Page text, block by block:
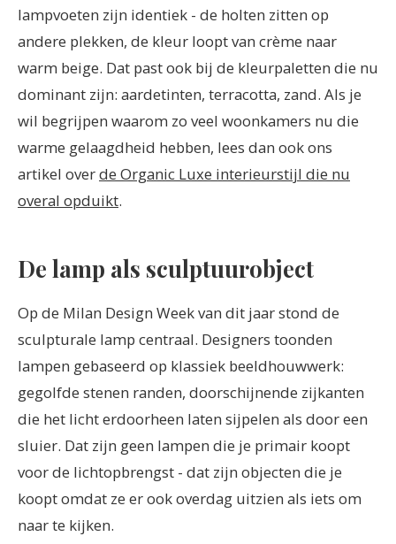
lampvoeten zijn identiek - de holten zitten op
andere plekken, de kleur loopt van crème naar
warm beige. Dat past ook bij de kleurpaletten die nu
dominant zijn: aardetinten, terracotta, zand. Als je
wil begrijpen waarom zo veel woonkamers nu die
warme gelaagdheid hebben, lees dan ook ons
artikel overde Organic Luxe interieurstijl die nu
overal opduikt.
De lamp als sculptuurobject
Op de Milan Design Week van dit jaar stond de
sculpturale lamp centraal. Designers toonden
lampen gebaseerd op klassiek beeldhouwwerk:
gegolfde stenen randen, doorschijnende zijkanten
die het licht erdoorheen laten sijpelen als door een
sluier. Dat zijn geen lampen die je primair koopt
voor de lichtopbrengst - dat zijn objecten die je
koopt omdat ze er ook overdag uitzien als iets om
naar te kijken.